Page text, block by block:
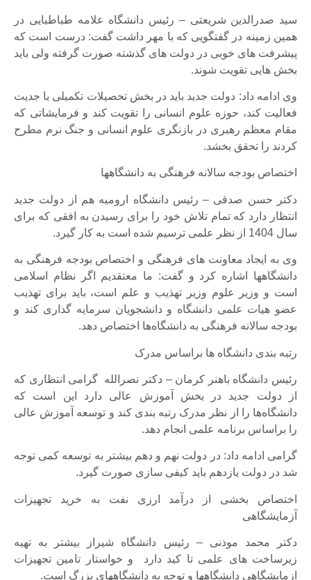
سید صدرالدین شریعتی – رئیس دانشگاه علامه طباطبایی در
همین زمینه در گفتگویی که با مهر داشت گفت: درست است که
پیشرفت های خوبی در دولت های گذشته صورت گرفته ولی باید
بخش هایی تقویت شوند.
وی ادامه داد: دولت جدید باید در بخش تحصیلات تکمیلی با جدیت
فعالیت کند، حوزه علوم انسانی را تقویت کند و فرمایشاتی که
مقام معظم رهبری در بازنگری علوم انسانی و جنگ نرم مطرح
کردند را تحقق بخشد.
اختصاص بودجه سالانه فرهنگی به دانشگاهها
دکتر حسن صدقی – رئیس دانشگاه ارومیه هم از دولت جدید
انتظار دارد که تمام تلاش خود را برای رسیدن به افقی که برای
سال 1404 از نظر علمی ترسیم شده است به کار گیرد.
وی به ایجاد معاونت های فرهنگی و اختصاص بودجه فرهنگی به
دانشگاهها اشاره کرد و گفت: ما معتقدیم اگر نظام اسلامی
است و وزیر علوم وزیر تهذیب و علم است، باید برای تهذیب
عضو هیات علمی دانشگاه و دانشجویان سرمایه گذاری کند و
بودجه سالانه فرهنگی به دانشگاه‌ها اختصاص دهد.
رتبه بندی دانشگاه ها براساس مدرک
رئیس دانشگاه باهنر کرمان – دکتر نصرالله گرامی انتظاری که
از دولت جدید در بخش آموزش عالی دارد این است که
دانشگاه‌ها را از نظر مدرک رتبه بندی کند و توسعه آموزش عالی
را براساس برنامه علمی انجام دهد.
گرامی ادامه داد: در دولت نهم و دهم بیشتر به توسعه کمی توجه
شد در دولت یازدهم باید کیفی سازی صورت گیرد.
اختصاص بخشی از درآمد ارزی نفت به خرید تجهیزات
آزمایشگاهی
دکتر محمد موذنی – رئیس دانشگاه شیراز بیشتر به تهیه
زیرساخت های علمی تا کید دارد و خواستار تامین تجهیزات
ازمایشگاهی دانشگاهها و توجه به دانشگاههای بزرگ است.